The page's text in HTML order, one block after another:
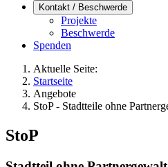
Kontakt / Beschwerde
Projekte
Beschwerde
Spenden
Aktuelle Seite:
Startseite
Angebote
StoP - Stadtteile ohne
StoP